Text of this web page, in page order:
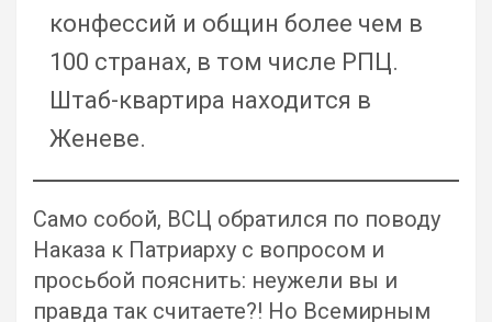
конфессий и общин более чем в
100 странах, в том числе РПЦ.
Штаб-квартира находится в
Женеве.
Само собой, ВСЦ обратился по поводу
Наказа к Патриарху с вопросом и
просьбой пояснить: неужели вы и
правда так считаете?! Но Всемирным